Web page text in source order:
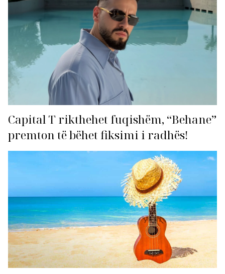
Capital T rikthehet fuqishëm, “Behane”
premton të bëhet fiksimi i radhës!